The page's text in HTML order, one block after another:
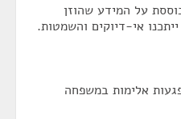
על המידע שהוזן
אי-דיוקים והשמטות.
אלימות במשפחה